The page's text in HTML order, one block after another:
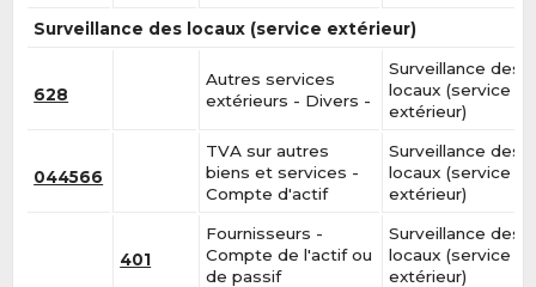
Surveillance des locaux (service extérieur)
628
Autres services
extérieurs - Divers -
Surveillance des
locaux (service
extérieur)
044566
TVA sur autres
biens et services -
Compte d'actif
Surveillance des
locaux (service
extérieur)
401
Fournisseurs -
Compte de l'actif ou
de passif
Surveillance des
locaux (service
extérieur)